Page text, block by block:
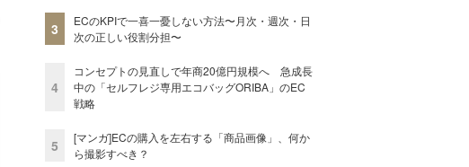
3
ECのKPIで一喜一憂しない方法〜月次・週次・日
次の正しい役割分担〜
4
コンセプトの見直しで年商20億円規模へ 急成長
中の「セルフレジ専用エコバッグORIBA」のEC
戦略
5
[マンガ]ECの購入を左右する「商品画像」、何か
ら撮影すべき？